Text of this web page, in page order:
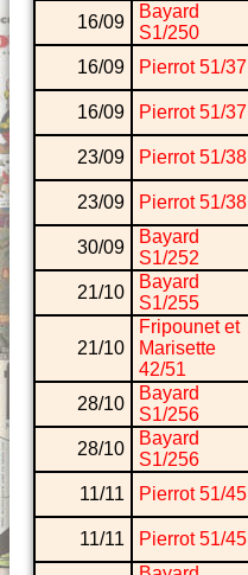
16/09
Bayard
S1/250
16/09 Pierrot 51/37
16/09 Pierrot 51/37
23/09 Pierrot 51/38
23/09 Pierrot 51/38
30/09
Bayard
S1/252
21/10
Bayard
S1/255
21/10
Fripounet et
Marisette
42/51
28/10
Bayard
S1/256
28/10
Bayard
S1/256
11/11 Pierrot 51/45
11/11 Pierrot 51/45